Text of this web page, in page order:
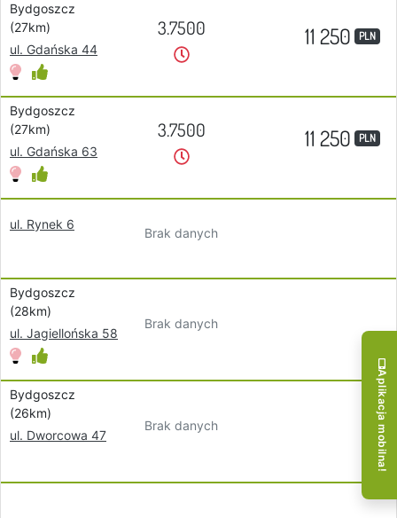
Bydgoszcz
(27km)
ul. Gdańska 44
3.7500 11 250 PLN
Bydgoszcz
(27km)
ul. Gdańska 63
3.7500 11 250 PLN
ul. Rynek 6
Brak danych
Bydgoszcz
(28km)
ul. Jagiellońska 58
Brak danych
Bydgoszcz
(26km)
ul. Dworcowa 47
Brak danych Aplikacja mobilna!